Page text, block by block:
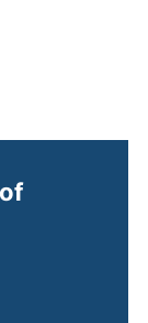
E-Mail-